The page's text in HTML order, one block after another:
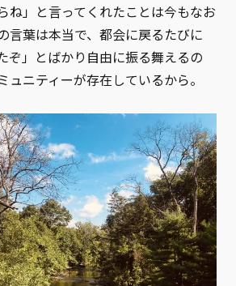
ね」と言ってくれたことは今もなお
言葉は本当で、都会に戻るたびに
ぞ」とばかり自由に振る舞えるの
ュニティーが存在しているから。